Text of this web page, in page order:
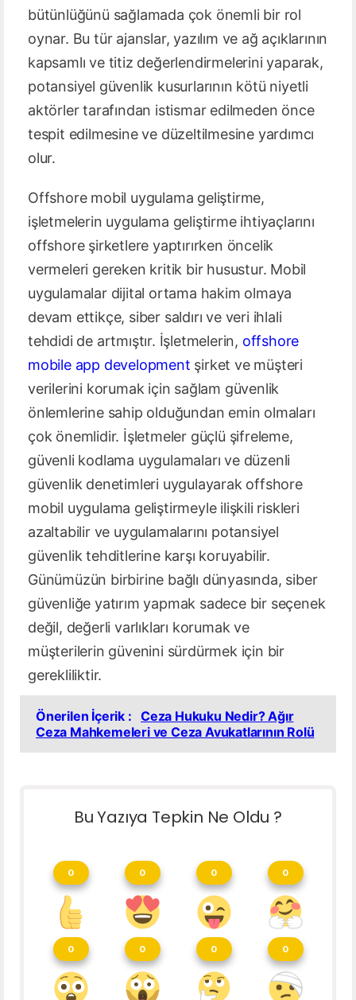
bütünlüğünü sağlamada çok önemli bir rol
oynar. Bu tür ajanslar, yazılım ve ağ açıklarının
kapsamlı ve titiz değerlendirmelerini yaparak,
potansiyel güvenlik kusurlarının kötü niyetli
aktörler tarafından istismar edilmeden önce
tespit edilmesine ve düzeltilmesine yardımcı
olur.
Offshore mobil uygulama geliştirme,
işletmelerin uygulama geliştirme ihtiyaçlarını
offshore şirketlere yaptırırken öncelik
vermeleri gereken kritik bir husustur. Mobil
uygulamalar dijital ortama hakim olmaya
devam ettikçe, siber saldırı ve veri ihlali
tehdidi de artmıştır. İşletmelerin, offshore
mobile app development şirket ve müşteri
verilerini korumak için sağlam güvenlik
önlemlerine sahip olduğundan emin olmaları
çok önemlidir. İşletmeler güçlü şifreleme,
güvenli kodlama uygulamaları ve düzenli
güvenlik denetimleri uygulayarak offshore
mobil uygulama geliştirmeyle ilişkili riskleri
azaltabilir ve uygulamalarını potansiyel
güvenlik tehditlerine karşı koruyabilir.
Günümüzün birbirine bağlı dünyasında, siber
güvenliğe yatırım yapmak sadece bir seçenek
değil, değerli varlıkları korumak ve
müşterilerin güvenini sürdürmek için bir
gerekliliktir.
Önerilen İçerik :
Ceza Hukuku Nedir? Ağır
Ceza Mahkemeleri ve Ceza Avukatlarının Rolü
Bu Yazıya Tepkin Ne Oldu ?
0 0 0 0
0 0 0 0